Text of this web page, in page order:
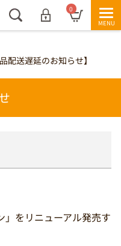
0
配送遅延のお知らせ】
」をリニューアル発売す